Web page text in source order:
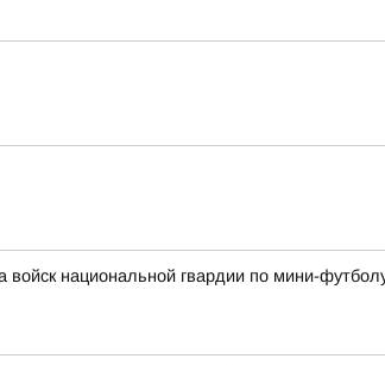
национальной гвардии по мини-